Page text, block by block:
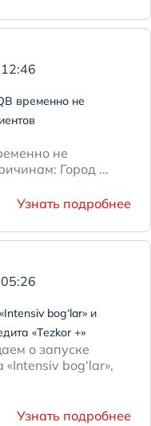
временно не
не
Город ...
Узнать подробнее
bog‘lar» и
«Tezkor +»
о запуске
«Intensiv bog‘lar»,
Узнать подробнее